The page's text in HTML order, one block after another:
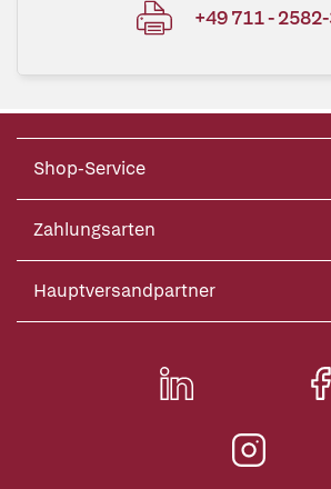
+49 711 -
Shop-Service
Zahlungsarten
Hauptversandpartner